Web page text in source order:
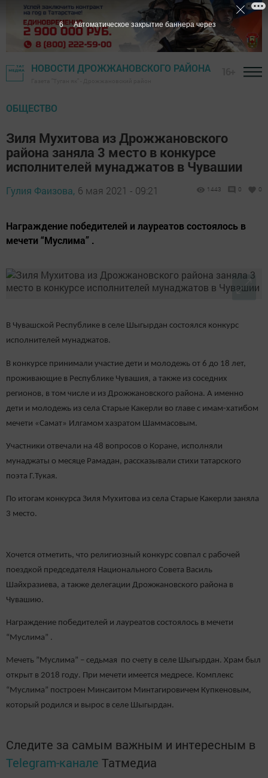
НОВОСТИ ДРОЖЖАНОВСКОГО РАЙОНА
ОБЩЕСТВО
Зиля Мухитова из Дрожжановского
района заняла 3 место в конкурсе
исполнителей мунаджатов в Чувашии
Гулия Фаизова, 6 мая 2021 - 09:21 1443 0 0
Награждение победителей и лауреатов состоялось в
мечети “Муслима” .
В Чувашской Республике в селе Шыгырдан состоялся конкурс
исполнителей мунаджатов.
В конкурсе принимали участие дети и молодежь от 6 до 18 лет,
проживающие в Республике Чувашия, а также из соседних
регионов, в том числе и из Дрожжановского района. А именно
дети и молодежь из села Старые Какерли во главе с имам-хатибом
мечети «Самат» Илгамом хазратом Шаммасовым.
Участники отвечали на 48 вопросов о Коране, исполняли
мунаджаты о месяце Рамадан, рассказывали стихи татарского
поэта Г.Тукая.
По итогам конкурса Зиля Мухитова из села Старые Какерли заняла
3 место.
Хочется отметить, что религиозный конкурс совпал с рабочей
поездкой председателя Национального Совета Василь
Шайхразиева, а также делегации Дрожжановского района в
Чувашию.
Награждение победителей и лауреатов состоялось в мечети
“Муслима” .
Мечеть ”Муслима” – седьмая по счету в селе Шыгырдан. Храм был
открыт в 2018 году. При мечети имеется медресе. Комплекс
“Муслима” построен Минсаитом Минтагировичем Купкеновым,
который родился и вырос в селе Шыгырдан.
Следите за самым важным и интересным в
Telegram-канале Татмедиа
5 Автоматическое закрытие баннера через